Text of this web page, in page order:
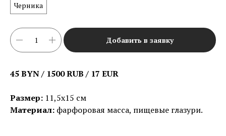
Черника
Добавить в заявку
45 BYN / 1500 RUB / 17 EUR
Размер: 11,5х15 см
Материал: фарфоровая масса, пищевые глазури.